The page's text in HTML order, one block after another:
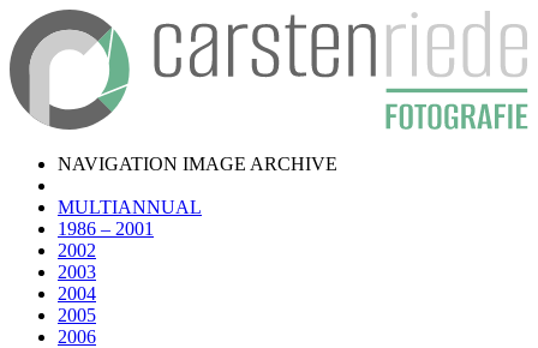
NAVIGATION IMAGE ARCHIVE
MULTIANNUAL
1986 – 2001
2002
2003
2004
2005
2006